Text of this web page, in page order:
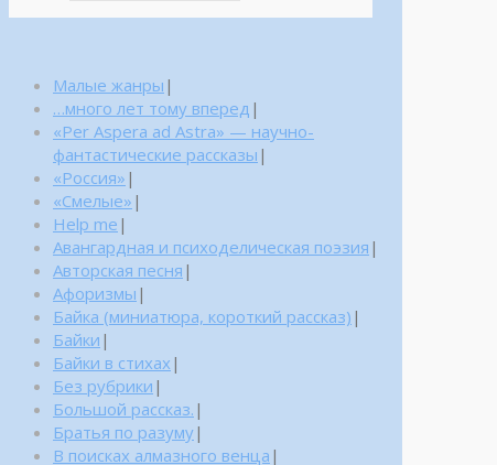
Малые жанры |
…много лет тому вперед |
«Per Aspera ad Astra» — научно-
фантастические рассказы |
«Россия» |
«Смелые» |
Help me |
Авангардная и психоделическая поэзия |
Авторская песня |
Афоризмы |
Байка (миниатюра, короткий рассказ) |
Байки |
Байки в стихах |
Без рубрики |
Большой рассказ. |
Братья по разуму|
В поисках алмазного венца |